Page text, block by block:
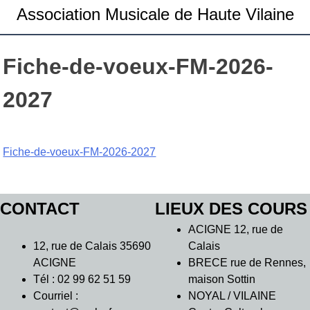
Association Musicale de Haute Vilaine
Fiche-de-voeux-FM-2026-
2027
Fiche-de-voeux-FM-2026-2027
CONTACT
12, rue de Calais 35690
ACIGNE
Tél : 02 99 62 51 59
Courriel :
LIEUX DES COURS
ACIGNE 12, rue de
Calais
BRECE rue de Rennes,
maison Sottin
NOYAL / VILAINE